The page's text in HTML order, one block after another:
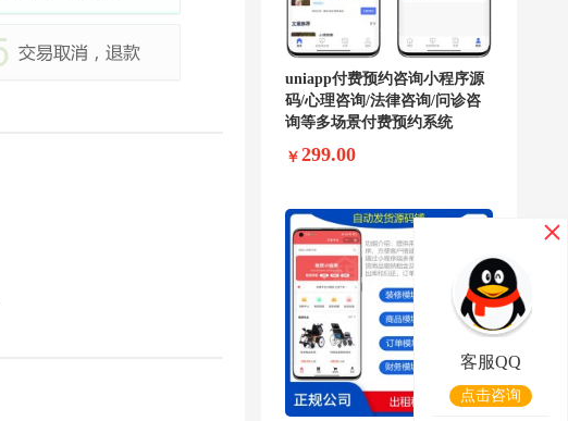
uniapp付费预约咨询小程序源
码/心理咨询/法律咨询/问诊咨
询等多场景付费预约系统
￥ 299.00
客服QQ
点击咨询